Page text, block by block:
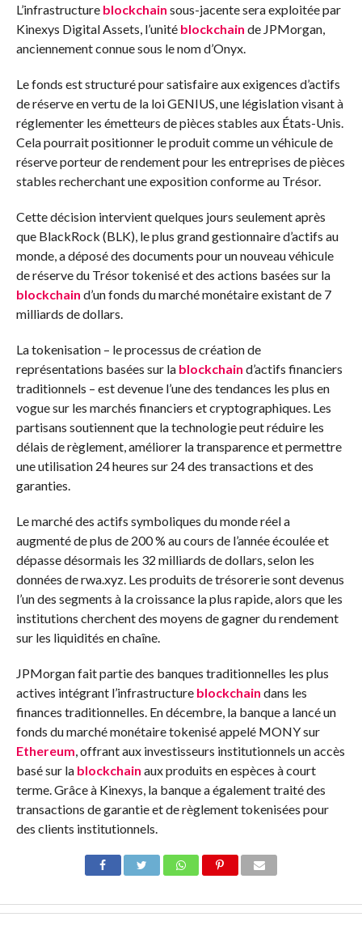
L’infrastructure blockchain sous-jacente sera exploitée par
Kinexys Digital Assets, l’unité blockchain de JPMorgan,
anciennement connue sous le nom d’Onyx.
Le fonds est structuré pour satisfaire aux exigences d’actifs
de réserve en vertu de la loi GENIUS, une législation visant à
réglementer les émetteurs de pièces stables aux États-Unis.
Cela pourrait positionner le produit comme un véhicule de
réserve porteur de rendement pour les entreprises de pièces
stables recherchant une exposition conforme au Trésor.
Cette décision intervient quelques jours seulement après
que BlackRock (BLK), le plus grand gestionnaire d’actifs au
monde, a déposé des documents pour un nouveau véhicule
de réserve du Trésor tokenisé et des actions basées sur la
blockchain d’un fonds du marché monétaire existant de 7
milliards de dollars.
La tokenisation – le processus de création de
représentations basées sur la blockchain d’actifs financiers
traditionnels – est devenue l’une des tendances les plus en
vogue sur les marchés financiers et cryptographiques. Les
partisans soutiennent que la technologie peut réduire les
délais de règlement, améliorer la transparence et permettre
une utilisation 24 heures sur 24 des transactions et des
garanties.
Le marché des actifs symboliques du monde réel a
augmenté de plus de 200 % au cours de l’année écoulée et
dépasse désormais les 32 milliards de dollars, selon les
données de rwa.xyz. Les produits de trésorerie sont devenus
l’un des segments à la croissance la plus rapide, alors que les
institutions cherchent des moyens de gagner du rendement
sur les liquidités en chaîne.
JPMorgan fait partie des banques traditionnelles les plus
actives intégrant l’infrastructure blockchain dans les
finances traditionnelles. En décembre, la banque a lancé un
fonds du marché monétaire tokenisé appelé MONY sur
Ethereum, offrant aux investisseurs institutionnels un accès
basé sur la blockchain aux produits en espèces à court
terme. Grâce à Kinexys, la banque a également traité des
transactions de garantie et de règlement tokenisées pour
des clients institutionnels.